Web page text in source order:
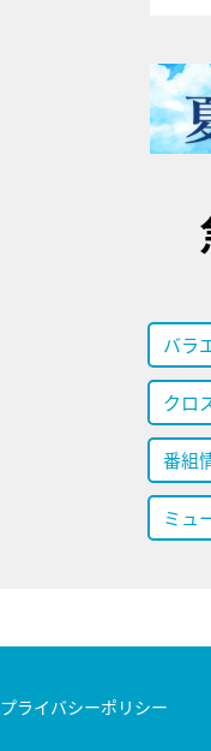
バラ
クロ
番組
ミュ
プライバシーポリシー